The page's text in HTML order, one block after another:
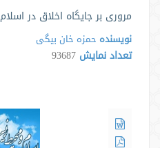
مروری بر جايگاه اخلاق در اسلام
نویسنده حمزه خان بیگی
تعداد نمایش 93687